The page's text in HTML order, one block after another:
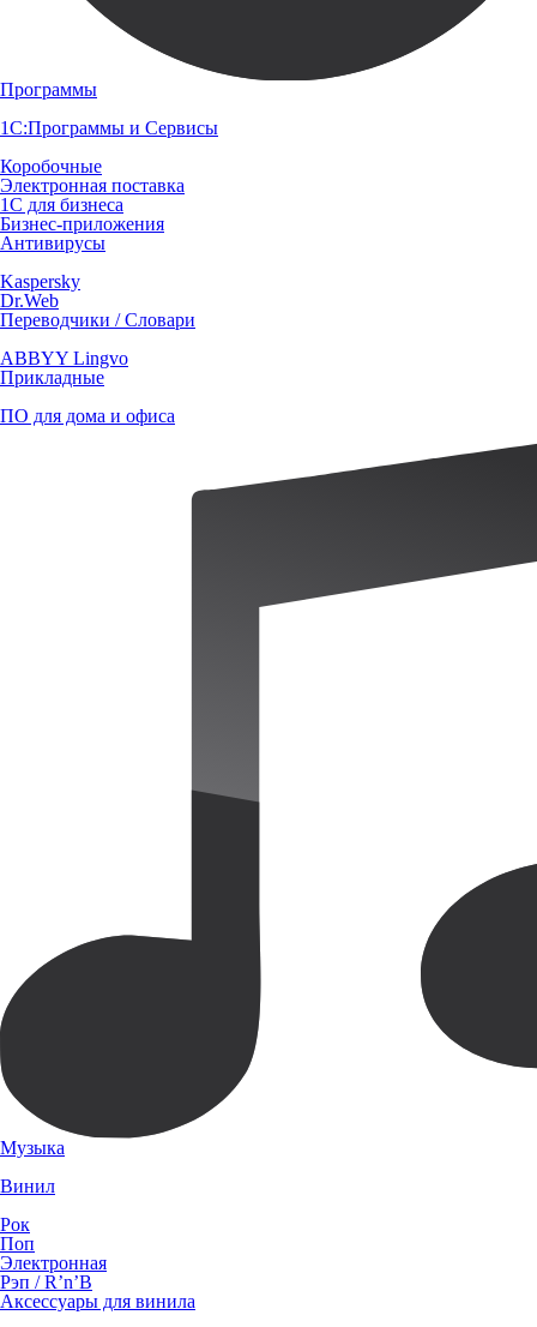
Программы
1С:Программы и Сервисы
Коробочные
Электронная поставка
1С для бизнеса
Бизнес-приложения
Антивирусы
Kaspersky
Dr.Web
Переводчики / Словари
ABBYY Lingvo
Прикладные
ПО для дома и офиса
Музыка
Винил
Рок
Поп
Электронная
Рэп / R’n’B
Аксессуары для винила